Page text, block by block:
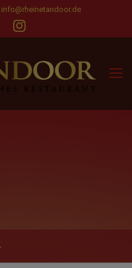
info@rheinetandoor.de